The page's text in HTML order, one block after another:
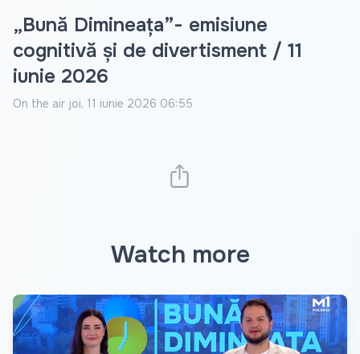
„Bună Dimineața”- emisiune
cognitivă și de divertisment / 11
iunie 2026
On the air joi, 11 iunie 2026 06:55
Watch more